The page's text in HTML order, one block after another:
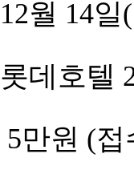
월 14일
데호텔
만원 (